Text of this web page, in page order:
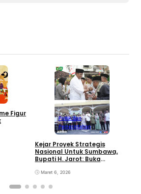
Figur
Politik dan
Pemerintahan
Kejar Proyek Strategis
Nasional Untuk Sumbawa,
Bupati H. Jarot: Buka
Tingkatkan Perekonomian
Maret 6, 2026